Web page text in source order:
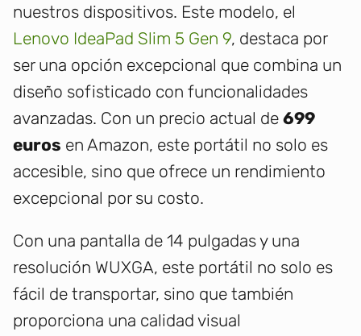
nuestros dispositivos. Este modelo, el
Lenovo IdeaPad Slim 5 Gen 9, destaca por
ser una opción excepcional que combina un
diseño sofisticado con funcionalidades
avanzadas. Con un precio actual de 699
euros en Amazon, este portátil no solo es
accesible, sino que ofrece un rendimiento
excepcional por su costo.
Con una pantalla de 14 pulgadas y una
resolución WUXGA, este portátil no solo es
fácil de transportar, sino que también
proporciona una calidad visual